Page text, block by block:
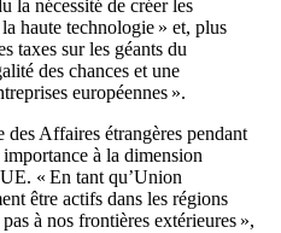
la nécessité de créer les
haute technologie » et, plus
taxes sur les géants du
des chances et une
européennes ».
Affaires étrangères pendant
à la dimension
« En tant qu’Union
être actifs dans les régions
à nos frontières extérieures »,